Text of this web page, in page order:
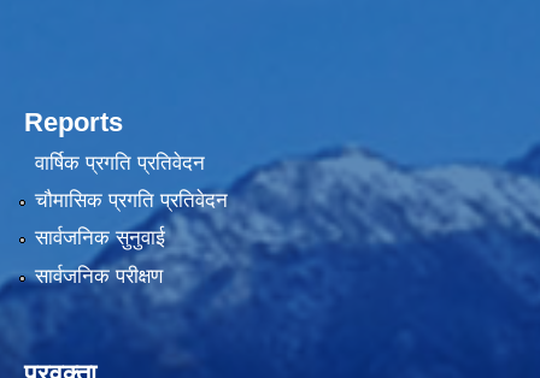
Reports
वार्षिक प्रगति प्रतिवेदन
चौमासिक प्रगति प्रतिवेदन
सार्वजनिक सुनुवाई
सार्वजनिक परीक्षण